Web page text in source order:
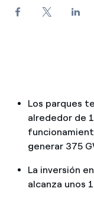
¿Cómo ver mis
Ofertas para
¿Gestionas
La cara e
Los parques
alrededor de
generar 375
La inversión
alcanza unos